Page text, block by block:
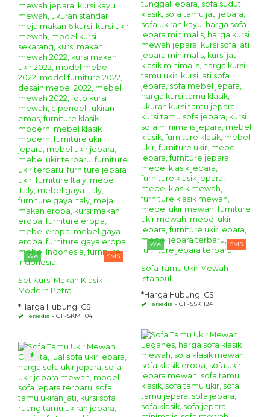
WA SMS
Set Kursi Makan Klasik
Modern Petra
*Harga Hubungi CS
Tersedia - GF-SKM 104
WA SMS
Sofa Tamu Ukir Mewah
Istanbul
*Harga Hubungi CS
Tersedia - GF-SSK 124